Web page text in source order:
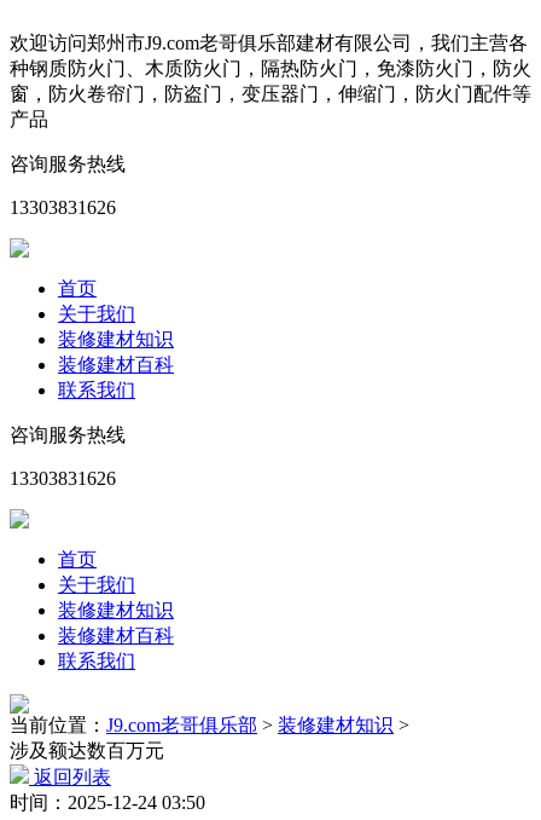
欢迎访问郑州市J9.com老哥俱乐部建材有限公司，我们主营各
种钢质防火门、木质防火门，隔热防火门，免漆防火门，防火
窗，防火卷帘门，防盗门，变压器门，伸缩门，防火门配件等
产品
咨询服务热线
13303831626
首页
关于我们
装修建材知识
装修建材百科
联系我们
咨询服务热线
13303831626
首页
关于我们
装修建材知识
装修建材百科
联系我们
当前位置： J9.com老哥俱乐部 > 装修建材知识 >
涉及额达数百万元
返回列表
时间：2025-12-24 03:50